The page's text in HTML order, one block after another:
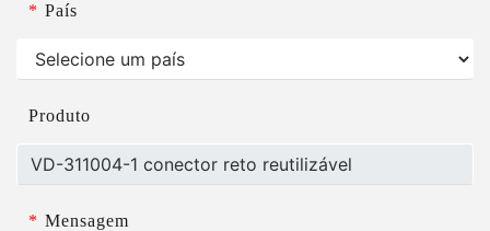
* País
Produto
* Mensagem